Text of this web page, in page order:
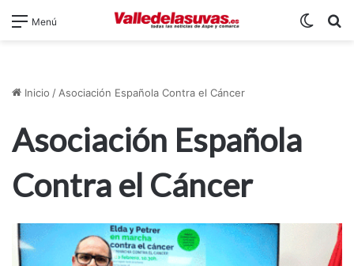
Menú
Inicio / Asociación Española Contra el Cáncer
Asociación Española
Contra el Cáncer